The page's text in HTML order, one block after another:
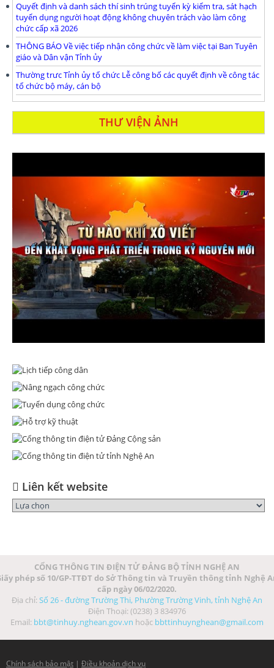
Quyết định và danh sách thí sinh trúng tuyển kỳ kiểm tra, sát hạch
tuyển dụng người hoạt động không chuyên trách vào làm công
chức cấp xã 2026
THÔNG BÁO Về việc tiếp nhận công chức về làm việc tại Ban Tuyên
giáo và Dân vận Tỉnh ủy
Thường trưc Tỉnh ủy tổ chức Lễ công bố các quyết định về công tác
tổ chức bộ máy, cán bộ
THƯ VIỆN ẢNH
Liên kết website
CỔNG THÔNG TIN ĐIỆN TỬ ĐẢNG BỘ TỈNH NGHỆ AN
phép số 10/GP-TTĐT do Sở Thông tin và Truyền thông tỉnh Nghệ
cấp ngày 06/02/2020.
Địa chỉ: Số 26 - đường Trường Thi, Phường Trường Vinh, tỉnh Nghệ An
Điện Thoại: (0238) 3 834976
Email: bbt@tinhuy.nghean.gov.vn hoặc bbttinhuynghean@gmail.com
Chính sách bảo mật | Điều khoản dịch vụ